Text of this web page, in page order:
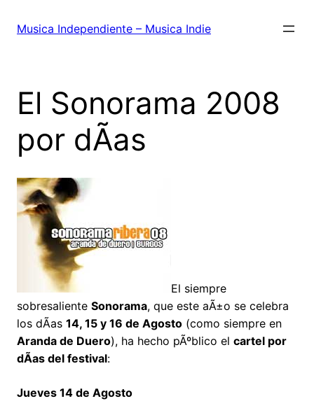
Musica Independiente – Musica Indie
El Sonorama 2008
por dÃ­as
El siempre
sobresaliente Sonorama, que este aÃ±o se celebra
los dÃ­as 14, 15 y 16 de Agosto (como siempre en
Aranda de Duero), ha hecho pÃºblico el cartel por
dÃ­as del festival:
Jueves 14 de Agosto